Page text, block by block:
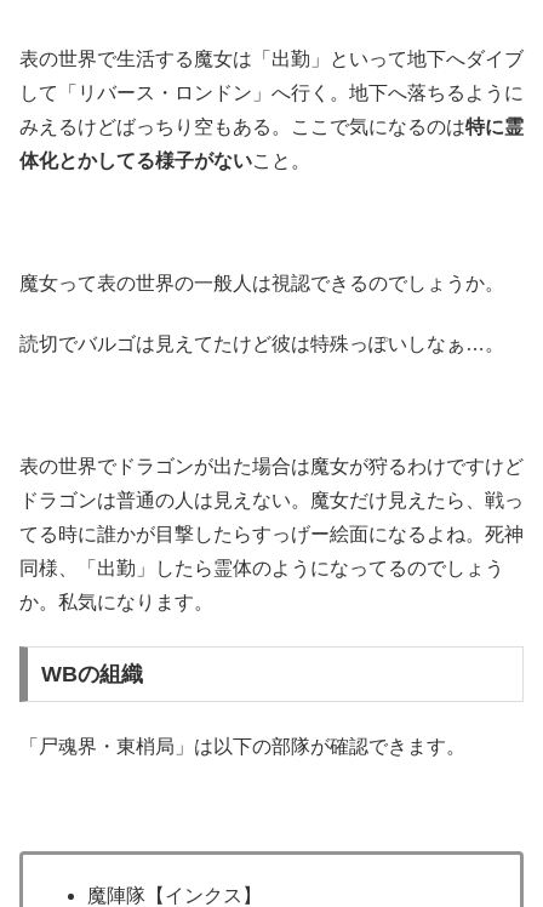
表の世界で生活する魔女は「出勤」といって地下へダイブ
して「リバース・ロンドン」へ行く。地下へ落ちるように
みえるけどばっちり空もある。ここで気になるのは特に霊
体化とかしてる様子がないこと。
魔女って表の世界の一般人は視認できるのでしょうか。
読切でバルゴは見えてたけど彼は特殊っぽいしなぁ…。
表の世界でドラゴンが出た場合は魔女が狩るわけですけど
ドラゴンは普通の人は見えない。魔女だけ見えたら、戦っ
てる時に誰かが目撃したらすっげー絵面になるよね。死神
同様、「出勤」したら霊体のようになってるのでしょう
か。私気になります。
WBの組織
「尸魂界・東梢局」は以下の部隊が確認できます。
魔陣隊【インクス】